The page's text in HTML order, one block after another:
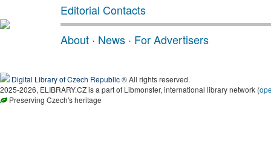
Editorial Contacts
About · News · For Advertisers
Digital Library of Czech Republic® All rights reserved.
2025-2026, ELIBRARY.CZ is a part of Libmonster, international library network (
Preserving Czech's heritage